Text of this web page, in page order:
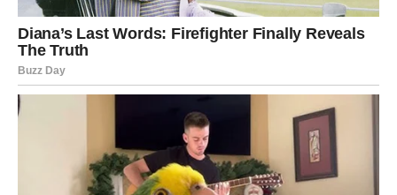
Zvijezde vam donose novu energiju, više samopouzdanja,
iskrene emocije i priliku da konačno osjetite kako izgleda
kada život radi u vašu korist.
Zato ne ignorišite znakove koje vam sudbina šalje.
Naredni period mogao bi vam donijeti mnogo više sreće,
ljubavi i uspjeha nego što trenutno možete zamisliti.